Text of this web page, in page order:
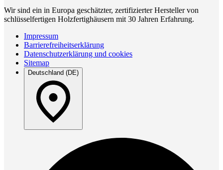
Wir sind ein in Europa geschätzter, zertifizierter Hersteller von
schlüsselfertigen Holzfertighäusern mit 30 Jahren Erfahrung.
Impressum
Barrierefreiheitserklärung
Datenschutzerklärung und cookies
Sitemap
Deutschland (DE)